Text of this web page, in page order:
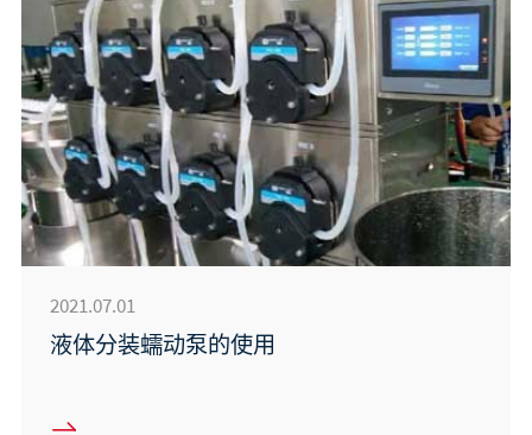
2021.07.01
液体分装蠕动泵的使用